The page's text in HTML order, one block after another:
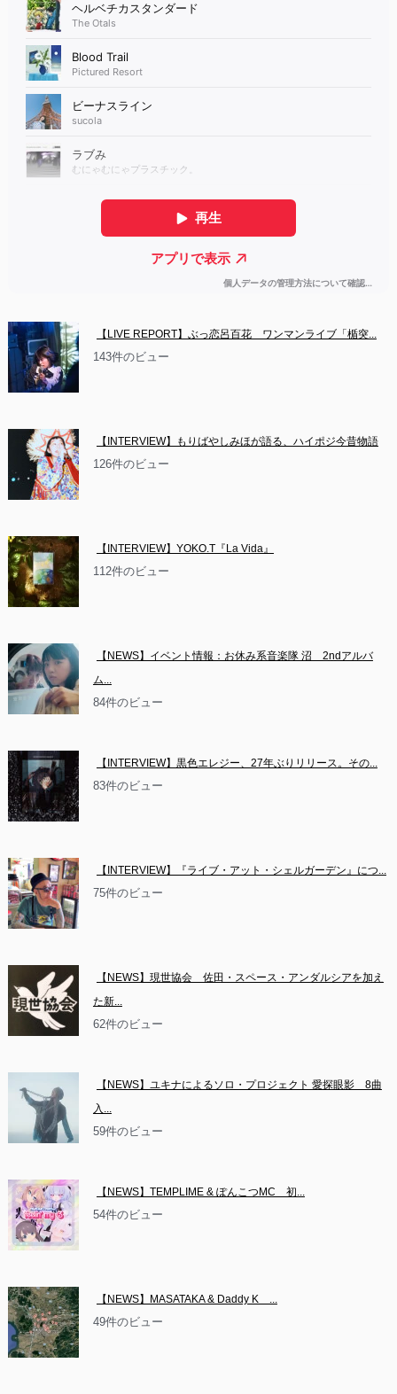
【LIVE REPORT】ぶっ恋呂百花　ワンマンライブ「楯突...
143件のビュー
【INTERVIEW】もりばやしみほが語る、ハイポジ今昔物語
126件のビュー
【INTERVIEW】YOKO.T『La Vida』
112件のビュー
【NEWS】イベント情報：お休み系音楽隊 沼　2ndアルバ
ム...
84件のビュー
【INTERVIEW】黒色エレジー、27年ぶりリリース。その...
83件のビュー
【INTERVIEW】『ライブ・アット・シェルガーデン』につ...
75件のビュー
【NEWS】現世協会　佐田・スペース・アンダルシアを加え
た新...
62件のビュー
【NEWS】ユキナによるソロ・プロジェクト 愛探眼影　8曲
入...
59件のビュー
【NEWS】TEMPLIME & ぽんこつMC　初...
54件のビュー
【NEWS】MASATAKA & Daddy K　...
49件のビュー